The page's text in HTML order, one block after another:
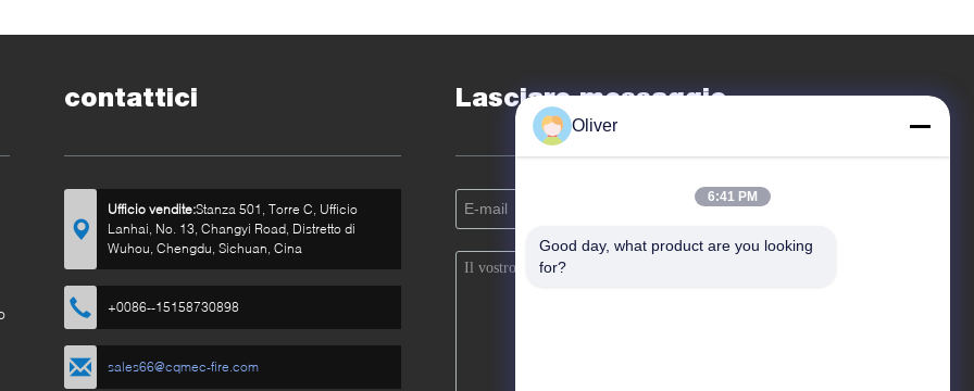
contattici
Ufficio vendite:Stanza 501, Torre C, Ufficio
Lanhai, No. 13, Changyi Road, Distretto di
Wuhou, Chengdu, Sichuan, Cina
+0086--15158730898
sales66@cqmec-fire.com
Lasciare messaggio
Oliver
6:41 PM
Good day, what product are you looking
for?